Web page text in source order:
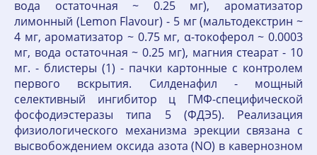
вода остаточная ~ 0.25 мг), ароматизатор
лимонный (Lemon Flavour) - 5 мг (мальтодекстрин ~
4 мг, ароматизатор ~ 0.75 мг, α-токоферол ~ 0.0003
мг, вода остаточная ~ 0.25 мг), магния стеарат - 10
мг. - блистеры (1) - пачки картонные с контролем
первого вскрытия. Силденафил - мощный
селективный ингибитор ц ГМФ-специфической
фосфодиэстеразы типа 5 (ФДЭ5). Реализация
физиологического механизма эрекции связана с
высвобождением оксида азота (NO) в кавернозном